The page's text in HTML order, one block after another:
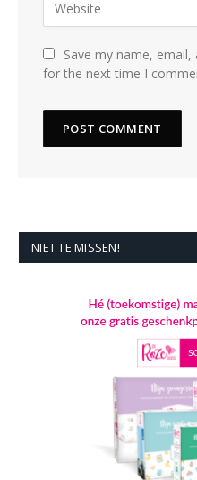
Save my name,
for the next time I
NIET TE MISSEN!